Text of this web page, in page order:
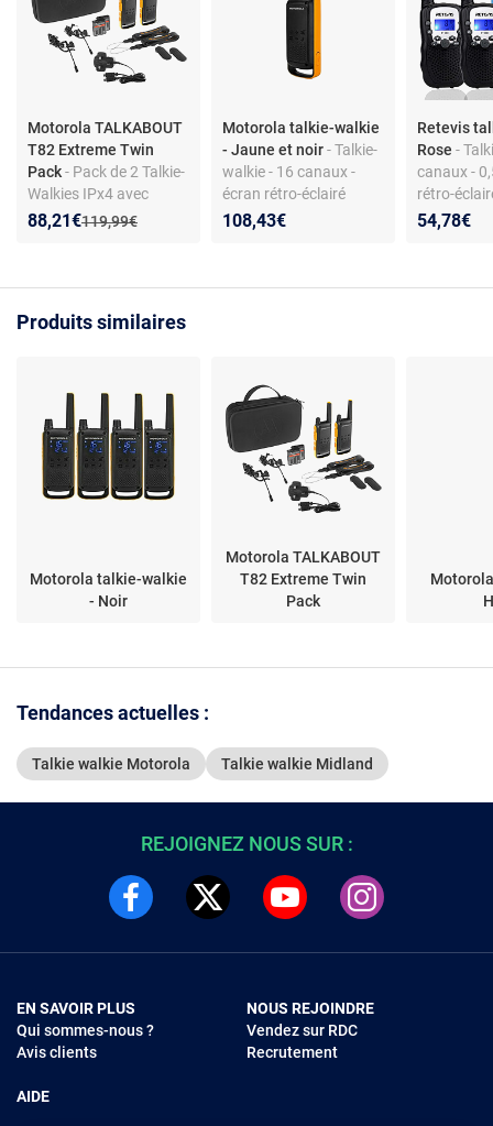
Motorola TALKABOUT
T82 Extreme Twin
Pack- Pack de 2 Talkie-
Walkies IPx4 avec
lampe LED et portée 10
Ancien prix :
119,99€
Nouveau prix :
88,21€
Réduction de :
Motorola talkie-walkie
- Jaune et noir- Talkie-
walkie - 16 canaux -
écran rétro-éclairé
108,43€
Retevis
Rose-
canaux -
rétro-
54,78€
Produits similaires
Motorola talkie-walkie
- Noir
Motorola TALKABOUT
T82 Extreme Twin
Pack
Tendances actuelles :
Talkie walkie Motorola Talkie walkie Midland
REJOIGNEZ NOUS SUR :
EN SAVOIR PLUS
Qui sommes-nous ?
Avis clients
AIDE
NOUS REJOINDRE
Vendez sur RDC
Recrutement